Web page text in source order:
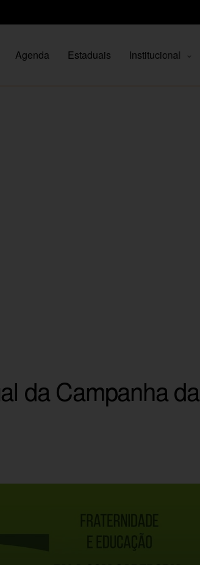
Agenda Estaduais Institucional
da Campanha da